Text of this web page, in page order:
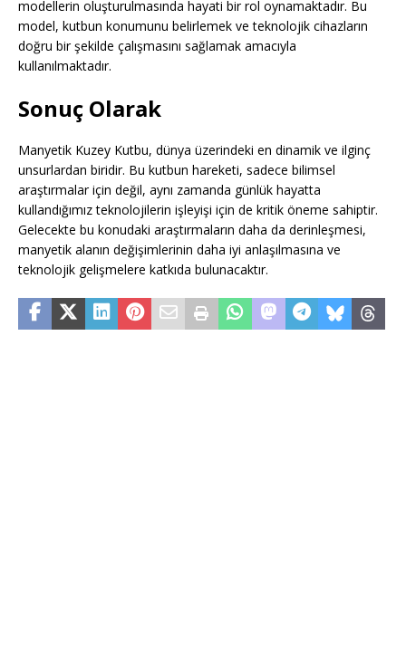
modellerin oluşturulmasında hayati bir rol oynamaktadır. Bu
model, kutbun konumunu belirlemek ve teknolojik cihazların
doğru bir şekilde çalışmasını sağlamak amacıyla
kullanılmaktadır.
Sonuç Olarak
Manyetik Kuzey Kutbu, dünya üzerindeki en dinamik ve ilginç
unsurlardan biridir. Bu kutbun hareketi, sadece bilimsel
araştırmalar için değil, aynı zamanda günlük hayatta
kullandığımız teknolojilerin işleyişi için de kritik öneme sahiptir.
Gelecekte bu konudaki araştırmaların daha da derinleşmesi,
manyetik alanın değişimlerinin daha iyi anlaşılmasına ve
teknolojik gelişmelere katkıda bulunacaktır.